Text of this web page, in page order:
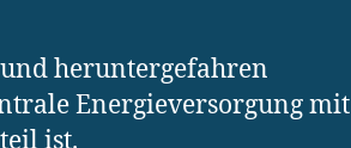
heruntergefahren
Energieversorgung mit